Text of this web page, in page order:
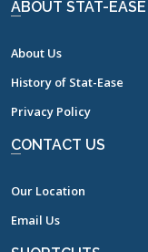
ABOUT STAT-EASE
About Us
History of Stat-Ease
Privacy Policy
CONTACT US
Our Location
Email Us